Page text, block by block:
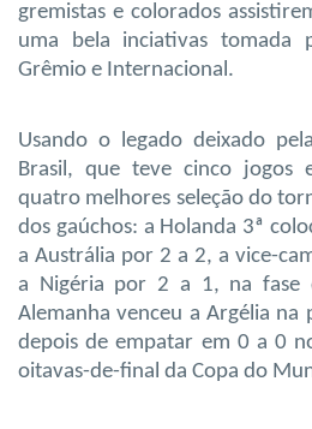
gremistas e colorados
uma bela inciativas tomada
Grêmio e Internacional.
Usando o legado deixado
Brasil, que teve cinco jogos
quatro melhores seleção do
dos gaúchos: a Holanda 3ª
a Austrália por 2 a 2, a vice-
a Nigéria por 2 a 1, na fase
Alemanha venceu a Argélia
depois de empatar em 0 a 0
oitavas-de-final da Copa do